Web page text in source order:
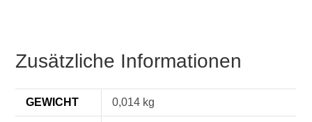
Zusätzliche Informationen
GEWICHT 0,014 kg